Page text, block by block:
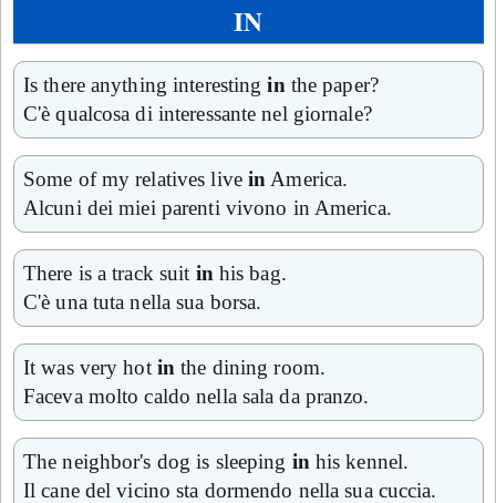
IN
Is there anything interestingin the paper?
C'è qualcosa di interessante nel giornale?
Some of my relatives live in America.
Alcuni dei miei parenti vivono in America.
There is a track suit in his bag.
C'è una tuta nella sua borsa.
It was very hot in the dining room.
Faceva molto caldo nella sala da pranzo.
The neighbor's dog is sleeping in his kennel.
Il cane del vicino sta dormendo nella sua cuccia.